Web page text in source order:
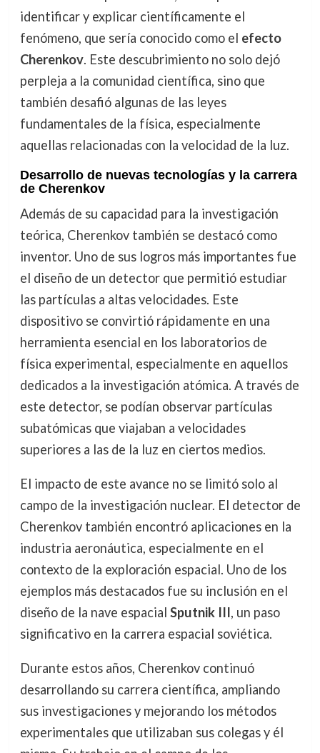
identificar y explicar científicamente el
fenómeno, que sería conocido como el efecto
Cherenkov. Este descubrimiento no solo dejó
perpleja a la comunidad científica, sino que
también desafió algunas de las leyes
fundamentales de la física, especialmente
aquellas relacionadas con la velocidad de la luz.
Desarrollo de nuevas tecnologías y la carrera
de Cherenkov
Además de su capacidad para la investigación
teórica, Cherenkov también se destacó como
inventor. Uno de sus logros más importantes fue
el diseño de un detector que permitió estudiar
las partículas a altas velocidades. Este
dispositivo se convirtió rápidamente en una
herramienta esencial en los laboratorios de
física experimental, especialmente en aquellos
dedicados a la investigación atómica. A través de
este detector, se podían observar partículas
subatómicas que viajaban a velocidades
superiores a las de la luz en ciertos medios.
El impacto de este avance no se limitó solo al
campo de la investigación nuclear. El detector de
Cherenkov también encontró aplicaciones en la
industria aeronáutica, especialmente en el
contexto de la exploración espacial. Uno de los
ejemplos más destacados fue su inclusión en el
diseño de la nave espacial Sputnik III, un paso
significativo en la carrera espacial soviética.
Durante estos años, Cherenkov continuó
desarrollando su carrera científica, ampliando
sus investigaciones y mejorando los métodos
experimentales que utilizaban sus colegas y él